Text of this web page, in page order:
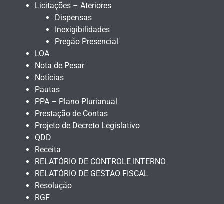
Licitações – Ateriores
Dispensas
Inexigibilidades
Pregão Presencial
LOA
Nota de Pesar
Notícias
Pautas
PPA – Plano Plurianual
Prestação de Contas
Projeto de Decreto Legislativo
QDD
Receita
RELATÓRIO DE CONTROLE INTERNO
RELATÓRIO DE GESTAO FISCAL
Resolução
RGF